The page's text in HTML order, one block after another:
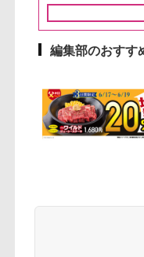
ー】 大容量 お得 4リッ
トル
二人暮らし らくチン!
（絶対湿度）センサー
ト スチームあたため ワ
編集部のおすす